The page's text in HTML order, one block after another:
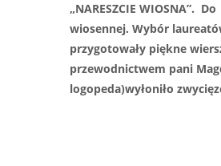
„NARESZCIE WIOSNA”.
wiosennej. Wybór
przygotowały piękne
przewodnictwem pani
logopeda)wyłoniło